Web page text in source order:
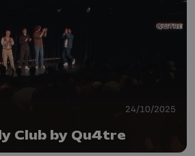
24/10/2025
Club by Qu4tre